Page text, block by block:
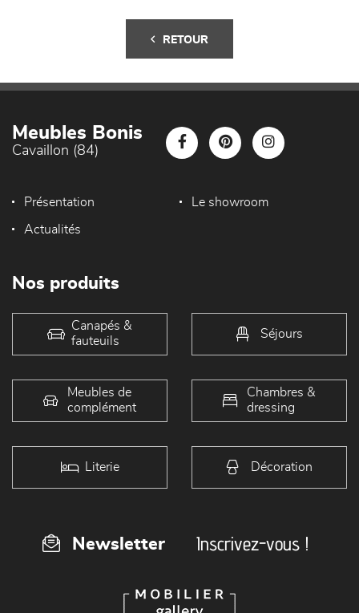
RETOUR
Meubles Bonis
Cavaillon (84)
Présentation Le showroom
Actualités
Nos produits
Canapés &
fauteuils
Séjours
Meubles de
complément
Chambres &
dressing
Literie Décoration
Newsletter Inscrivez-vous !